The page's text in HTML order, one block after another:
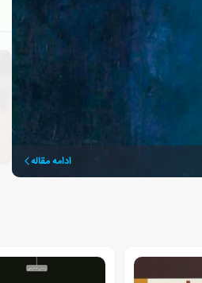
ادامه مقاله